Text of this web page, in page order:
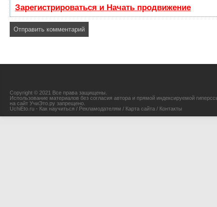
Зарегистрироваться и Начать продвижение
Copyright © 2021 Все права защищены.
Использование материалов без согласия автора и прямой индексируемой
на сайт УчиЭто.ру запрещено.
UchiEto.ru - Как научиться / Рекламодателям / Карта сайта / Контакты